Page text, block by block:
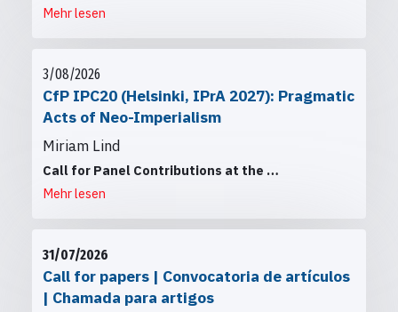
Mehr lesen
3/08/2026
CfP IPC20 (Helsinki, IPrA 2027): Pragmatic
Acts of Neo-Imperialism
Miriam Lind
Call for Panel Contributions at the …
Mehr lesen
31/07/2026
Call for papers | Convocatoria de artículos
| Chamada para artigos